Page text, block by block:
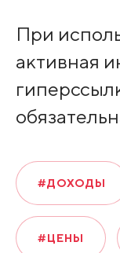
При
активная
#ДОХОДЫ
#ЦЕНЫ